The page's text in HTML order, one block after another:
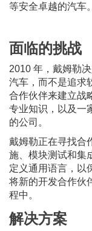
等安全卓越的汽车。
面临的挑战
2010 年，戴姆勒
汽车，而不是追求
合作伙伴来建立战
专业知识，以及一
的公司。
戴姆勒正在寻找合
施、模块测试和集
定义通用语言，以
将新的开发合作伙
程中。
解决方案